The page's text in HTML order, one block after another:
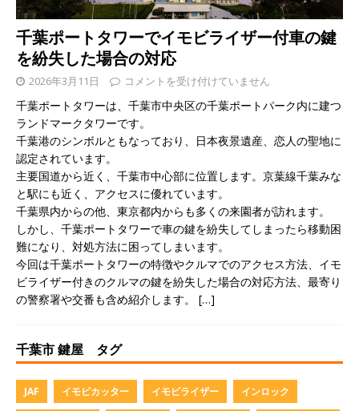
千葉ポートタワーでイモビライザー付車の鍵
を紛失した場合の対応
2026年3月11日 コメントを受け付けていません
千葉ポートタワーは、千葉市中央区の千葉ポートパーク内に建つ
ランドマークタワーです。
千葉港のシンボルともなっており、日本夜景遺産、恋人の聖地に
認定されています。
主要国道から近く、千葉市中心部に位置します。京葉線千葉みな
と駅にも近く、アクセスに優れています。
千葉県内からの他、東京都内からも多くの来園者が訪れます。
しかし、千葉ポートタワーで車の鍵を紛失してしまったら移動困
難になり、対処方法に困ってしまいます。
今回は千葉ポートタワーの特徴やクルマでのアクセス方法、イモ
ビライザー付きのクルマの鍵を紛失した場合の対応方法、最寄り
の警察署や交番も含め紹介します。 […]
千葉市 鍵屋 タグ
JAF イモビカッター イモビライザー インロック